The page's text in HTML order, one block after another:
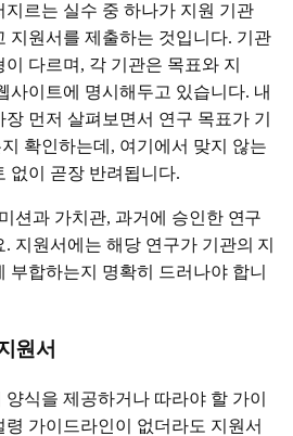
지르는 실수 중 하나가 지원 기관
지원서를 제출하는 것입니다. 기관
다르며, 각 기관은 목표와 지
사이트에 명시해두고 있습니다. 내
먼저 살펴보면서 연구 목표가 기
확인하는데, 여기에서 맞지 않는
없이 곧장 반려됩니다.
션과 가치관, 과거에 승인한 연구
지원서에는 해당 연구가 기관의 지
부합하는지 명확히 드러나야 합니
원서
식을 제공하거나 따라야 할 가이
령 가이드라인이 없더라도 지원서